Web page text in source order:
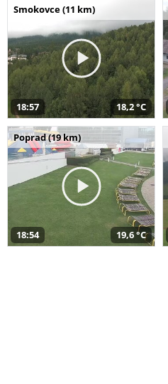
Smokovce (11 km)
18:57 18,2 °C
Poprad (19 km)
18:54 19,6 °C